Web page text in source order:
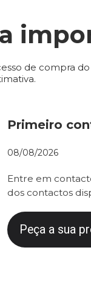
de compra do
Primeiro
08/08/2026
Entre em
dos contactos
Peça a sua